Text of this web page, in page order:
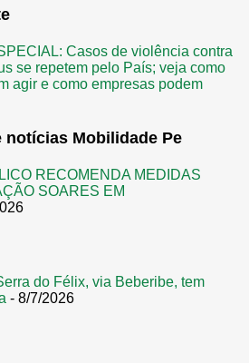
Casos de violência contra
se repetem pelo País; veja como
agir e como empresas podem
notícias Mobilidade Pe
RECOMENDA MEDIDAS
SOARES EM
do Félix, via Beberibe, tem
- 8/7/2026